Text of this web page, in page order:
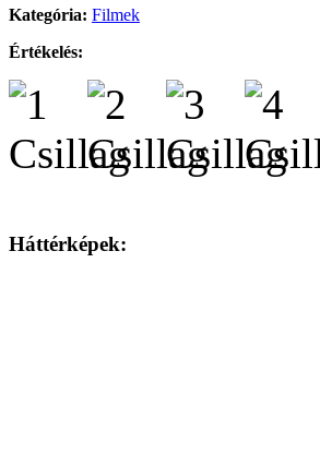
Kategória: Filmek
Értékelés:
Háttérképek: